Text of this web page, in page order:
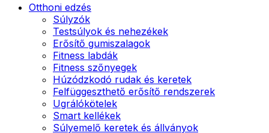
Otthoni edzés
Súlyzók
Testsúlyok és nehezékek
Erősítő gumiszalagok
Fitness labdák
Fitness szőnyegek
Húzódzkodó rudak és keretek
Felfüggeszthető erősítő rendszerek
Ugrálókötelek
Smart kellékek
Súlyemelő keretek és állványok